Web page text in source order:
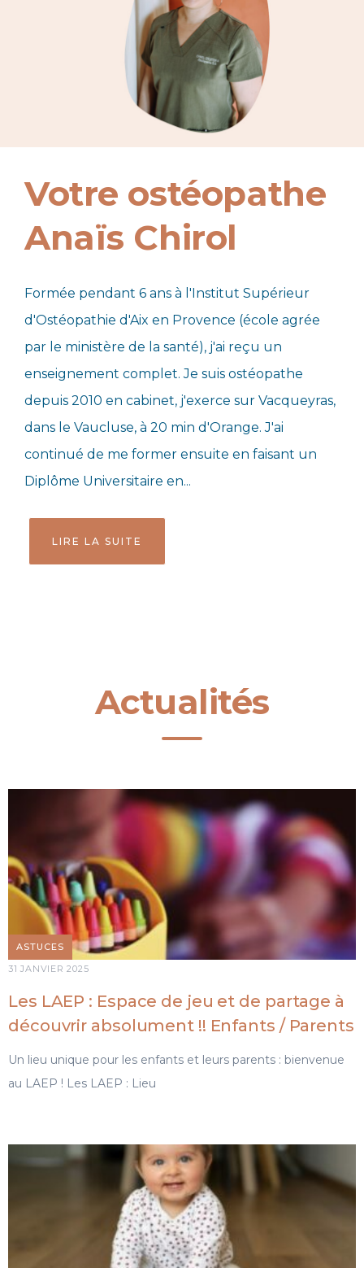
Votre ostéopathe
Anaïs Chirol
Formée pendant 6 ans à l'Institut Supérieur
d'Ostéopathie d'Aix en Provence (école agrée
par le ministère de la santé), j'ai reçu un
enseignement complet. Je suis ostéopathe
depuis 2010 en cabinet, j'exerce sur Vacqueyras,
dans le Vaucluse, à 20 min d'Orange. J'ai
continué de me former ensuite en faisant un
Diplôme Universitaire en...
LIRE LA SUITE
Actualités
ASTUCES
31 JANVIER 2025
Les LAEP : Espace de jeu et de partage à
découvrir absolument !! Enfants / Parents
Un lieu unique pour les enfants et leurs parents : bienvenue
au LAEP ! Les LAEP : Lieu